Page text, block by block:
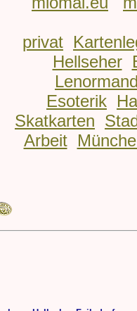
privat
Hellseher
Lenormand
Esoterik
Skatkarten
Arbeit